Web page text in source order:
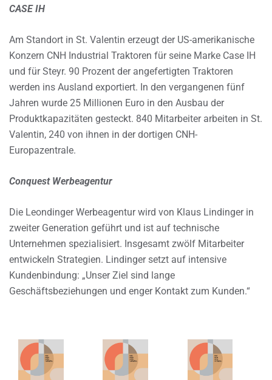
CASE IH
Am Standort in St. Valentin erzeugt der US-amerikanische
Konzern CNH Industrial Traktoren für seine Marke Case IH
und für Steyr. 90 Prozent der angefertigten Traktoren
werden ins Ausland exportiert. In den vergangenen fünf
Jahren wurde 25 Millionen Euro in den Ausbau der
Produktkapazitäten gesteckt. 840 Mitarbeiter arbeiten in St.
Valentin, 240 von ihnen in der dortigen CNH-
Europazentrale.
Conquest Werbeagentur
Die Leondinger Werbeagentur wird von Klaus Lindinger in
zweiter Generation geführt und ist auf technische
Unternehmen spezialisiert. Insgesamt zwölf Mitarbeiter
entwickeln Strategien. Lindinger setzt auf intensive
Kundenbindung: „Unser Ziel sind lange
Geschäftsbeziehungen und enger Kontakt zum Kunden.“